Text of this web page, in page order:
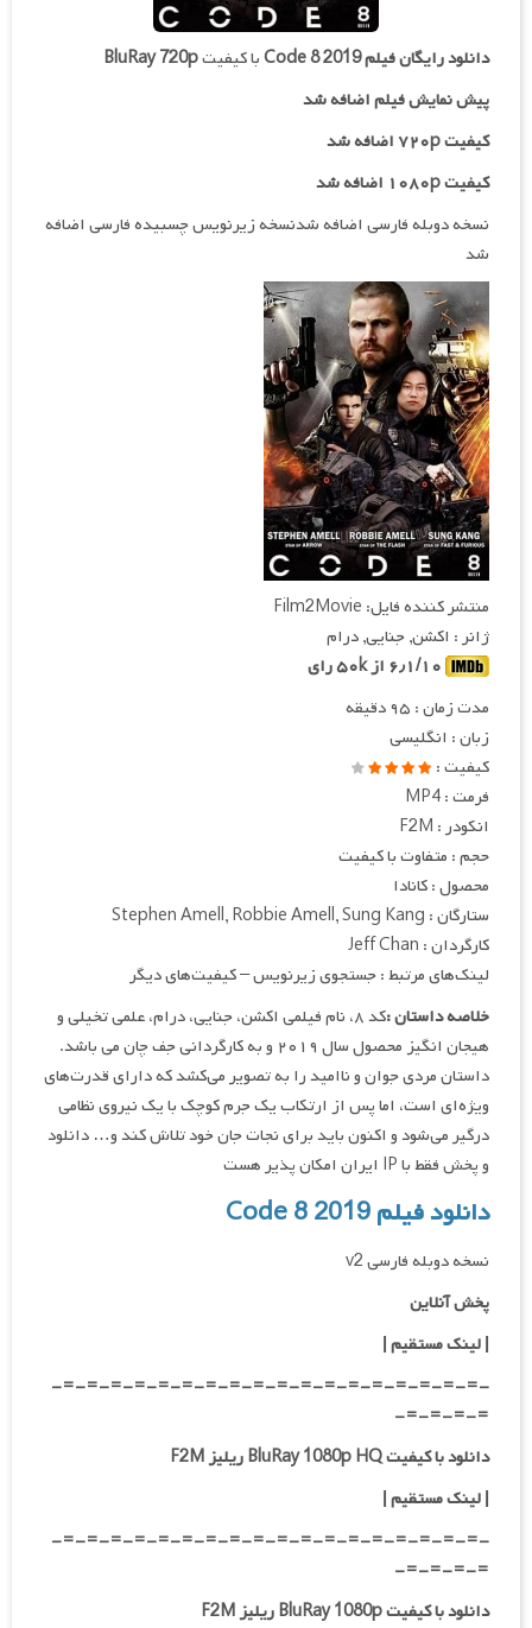
دانلود رایگان فیلمCode 8 2019با کیفیتBluRay 720p
پیش نمایش فیلم اضافه شد
کیفیت ۷۲۰p
اضافه شد
کیفیت ۱۰۸۰p اضافه شد
نسخه دوبله فارسی اضافه شدنسخه زیرنویس چسبیده فارسی اضافه
شد
منتشر کننده فایل: Film2Movie
ژانر : اکشن, جنایی, درام
مدت زمان : ۹۵ دقیقه
زبان : انگلیسی
کیفیت :
فرمت : MP4
انکودر : F2M
حجم : متفاوت با کیفیت
محصول : کانادا
ستارگان : Stephen Amell, Robbie Amell, Sung Kang
کارگردان : Jeff Chan
لینک‌های مرتبط : جستجوی زیرنویس – کیفیت‌های دیگر
خلاصه داستان :
کد ۸، نام فیلمی اکشن، جنایی، درام، علمی تخیلی و
هیجان انگیز محصول سال ۲۰۱۹ و به کارگردانی جف چان می باشد.
داستان مردی جوان و ناامید را به تصویر می‌کشد که دارای قدرت‌های
ویژه‌ای است، اما پس از ارتکاب یک جرم کوچک با یک نیروی نظامی
درگیر می‌شود و اکنون باید برای نجات جان خود تلاش کند و… دانلود
و پخش فقط با IP ایران امکان پذیر هست
دانلود فیلم Code 8 2019
نسخه دوبله فارسی v2
پخش آنلاین
| لینک مستقیم|
-=-=-=-=-=-=-=-=-=-=-=-=-=-=-=-=-=-=-
=-=-=-=-
دانلود با کیفیت BluRay 1080p HQ ریلیز F2M
|لینک مستقیم|
-=-=-=-=-=-=-=-=-=-=-=-=-=-=-=-=-=-=-
=-=-=-=-
دانلود با کیفیت BluRay 1080p ریلیز F2M